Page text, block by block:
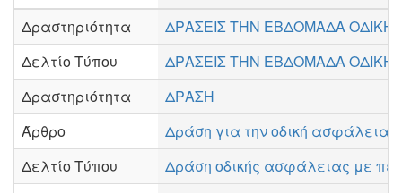
Δραστηριότητα
ΔΡΑΣΕΙΣ ΤΗΝ ΕΒΔΟΜΑΔΑ
Δελτίο Τύπου
ΔΡΑΣΕΙΣ ΤΗΝ ΕΒΔΟΜΑΔΑ
Δραστηριότητα
ΔΡΑΣΗ
Άρθρο
Δράση για την οδική ασφάλεια
Δελτίο Τύπου
Δράση οδικής ασφάλειας με